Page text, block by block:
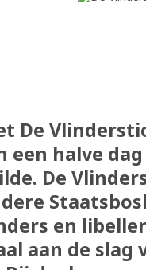
De
een halve
De
en
aan de slag